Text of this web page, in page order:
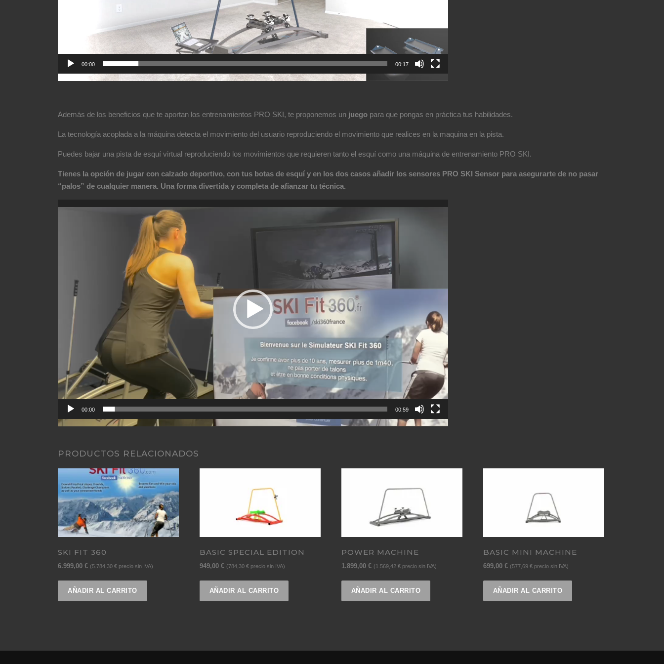
00:00 00:17
Además de los beneficios que te aportan los entrenamientos PRO SKI, te proponemos un juego para que pongas en práctica tus habilidades.
La tecnología acoplada a la máquina detecta el movimiento del usuario reproduciendo el movimiento que realices en la maquina en la pista.
Puedes bajar una pista de esquí virtual reproduciendo los movimientos que requieren tanto el esquí como una máquina de entrenamiento PRO SKI.
Tienes la opción de jugar con calzado deportivo, con tus botas de esquí y en los dos casos añadir los sensores PRO SKI Sensor para asegurarte de no pasar
“palos” de cualquier manera. Una forma divertida y completa de afianzar tu técnica.
Reproductor
00:00 00:59
PRODUCTOS RELACIONADOS
SKI FIT 360
6.999,00 € (5.784,30 € precio sin IVA)
AÑADIR AL CARRITO
BASIC SPECIAL EDITION
949,00 € (784,30 €precio sin IVA)
AÑADIR AL CARRITO
POWER MACHINE
1.899,00 € (1.569,42 €precio sin IVA)
AÑADIR AL CARRITO
BASIC MINI MACHINE
699,00 € (577,69 €precio sin IVA)
AÑADIR AL CARRITO